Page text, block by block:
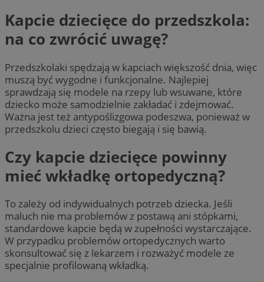
Kapcie dziecięce do przedszkola:
na co zwrócić uwagę?
Przedszkolaki spędzają w kapciach większość dnia, więc
muszą być wygodne i funkcjonalne. Najlepiej
sprawdzają się modele na rzepy lub wsuwane, które
dziecko może samodzielnie zakładać i zdejmować.
Ważna jest też antypoślizgowa podeszwa, ponieważ w
przedszkolu dzieci często biegają i się bawią.
Czy kapcie dziecięce powinny
mieć wkładkę ortopedyczną?
To zależy od indywidualnych potrzeb dziecka. Jeśli
maluch nie ma problemów z postawą ani stópkami,
standardowe kapcie będą w zupełności wystarczające.
W przypadku problemów ortopedycznych warto
skonsultować się z lekarzem i rozważyć modele ze
specjalnie profilowaną wkładką.